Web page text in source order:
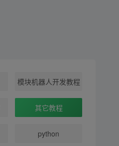
模块机器人开发教程
其它教程
python